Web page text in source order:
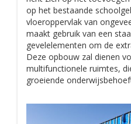
op het bestaande
vloeroppervlak van
maakt gebruik van een
gevelelementen om de
Deze opbouw zal dienen
multifunctionele ruimtes,
groeiende